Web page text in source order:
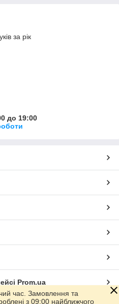
за рік
до 19:00
Prom.ua
час. Замовлення та
з 09:00 найближчого